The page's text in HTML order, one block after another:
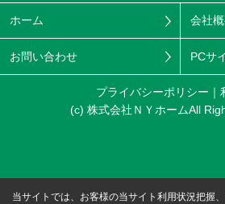
ホーム 会社
お問い合わせ PCサ
プライバシーポリシー
(c) 株式会社ＮＹホームAll
当サイトでは、お客様の当サイト利用状況把握